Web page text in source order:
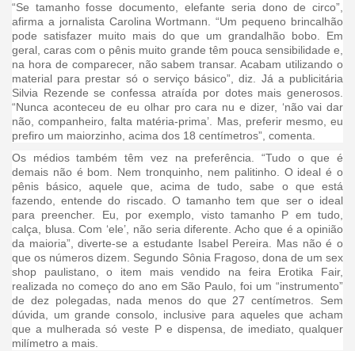
“Se tamanho fosse documento, elefante seria dono de circo”,
afirma a jornalista Carolina Wortmann. “Um pequeno brincalhão
pode satisfazer muito mais do que um grandalhão bobo. Em
geral, caras com o pênis muito grande têm pouca sensibilidade e,
na hora de comparecer, não sabem transar. Acabam utilizando o
material para prestar só o serviço básico”, diz. Já a publicitária
Silvia Rezende se confessa atraída por dotes mais generosos.
“Nunca aconteceu de eu olhar pro cara nu e dizer, ‘não vai dar
não, companheiro, falta matéria-prima’. Mas, preferir mesmo, eu
prefiro um maiorzinho, acima dos 18 centímetros”, comenta.
Os médios também têm vez na preferência. “Tudo o que é
demais não é bom. Nem tronquinho, nem palitinho. O ideal é o
pênis básico, aquele que, acima de tudo, sabe o que está
fazendo, entende do riscado. O tamanho tem que ser o ideal
para preencher. Eu, por exemplo, visto tamanho P em tudo,
calça, blusa. Com ‘ele’, não seria diferente. Acho que é a opinião
da maioria”, diverte-se a estudante Isabel Pereira. Mas não é o
que os números dizem. Segundo Sônia Fragoso, dona de um sex
shop paulistano, o item mais vendido na feira Erotika Fair,
realizada no começo do ano em São Paulo, foi um “instrumento”
de dez polegadas, nada menos do que 27 centímetros. Sem
dúvida, um grande consolo, inclusive para aqueles que acham
que a mulherada só veste P e dispensa, de imediato, qualquer
milímetro a mais.